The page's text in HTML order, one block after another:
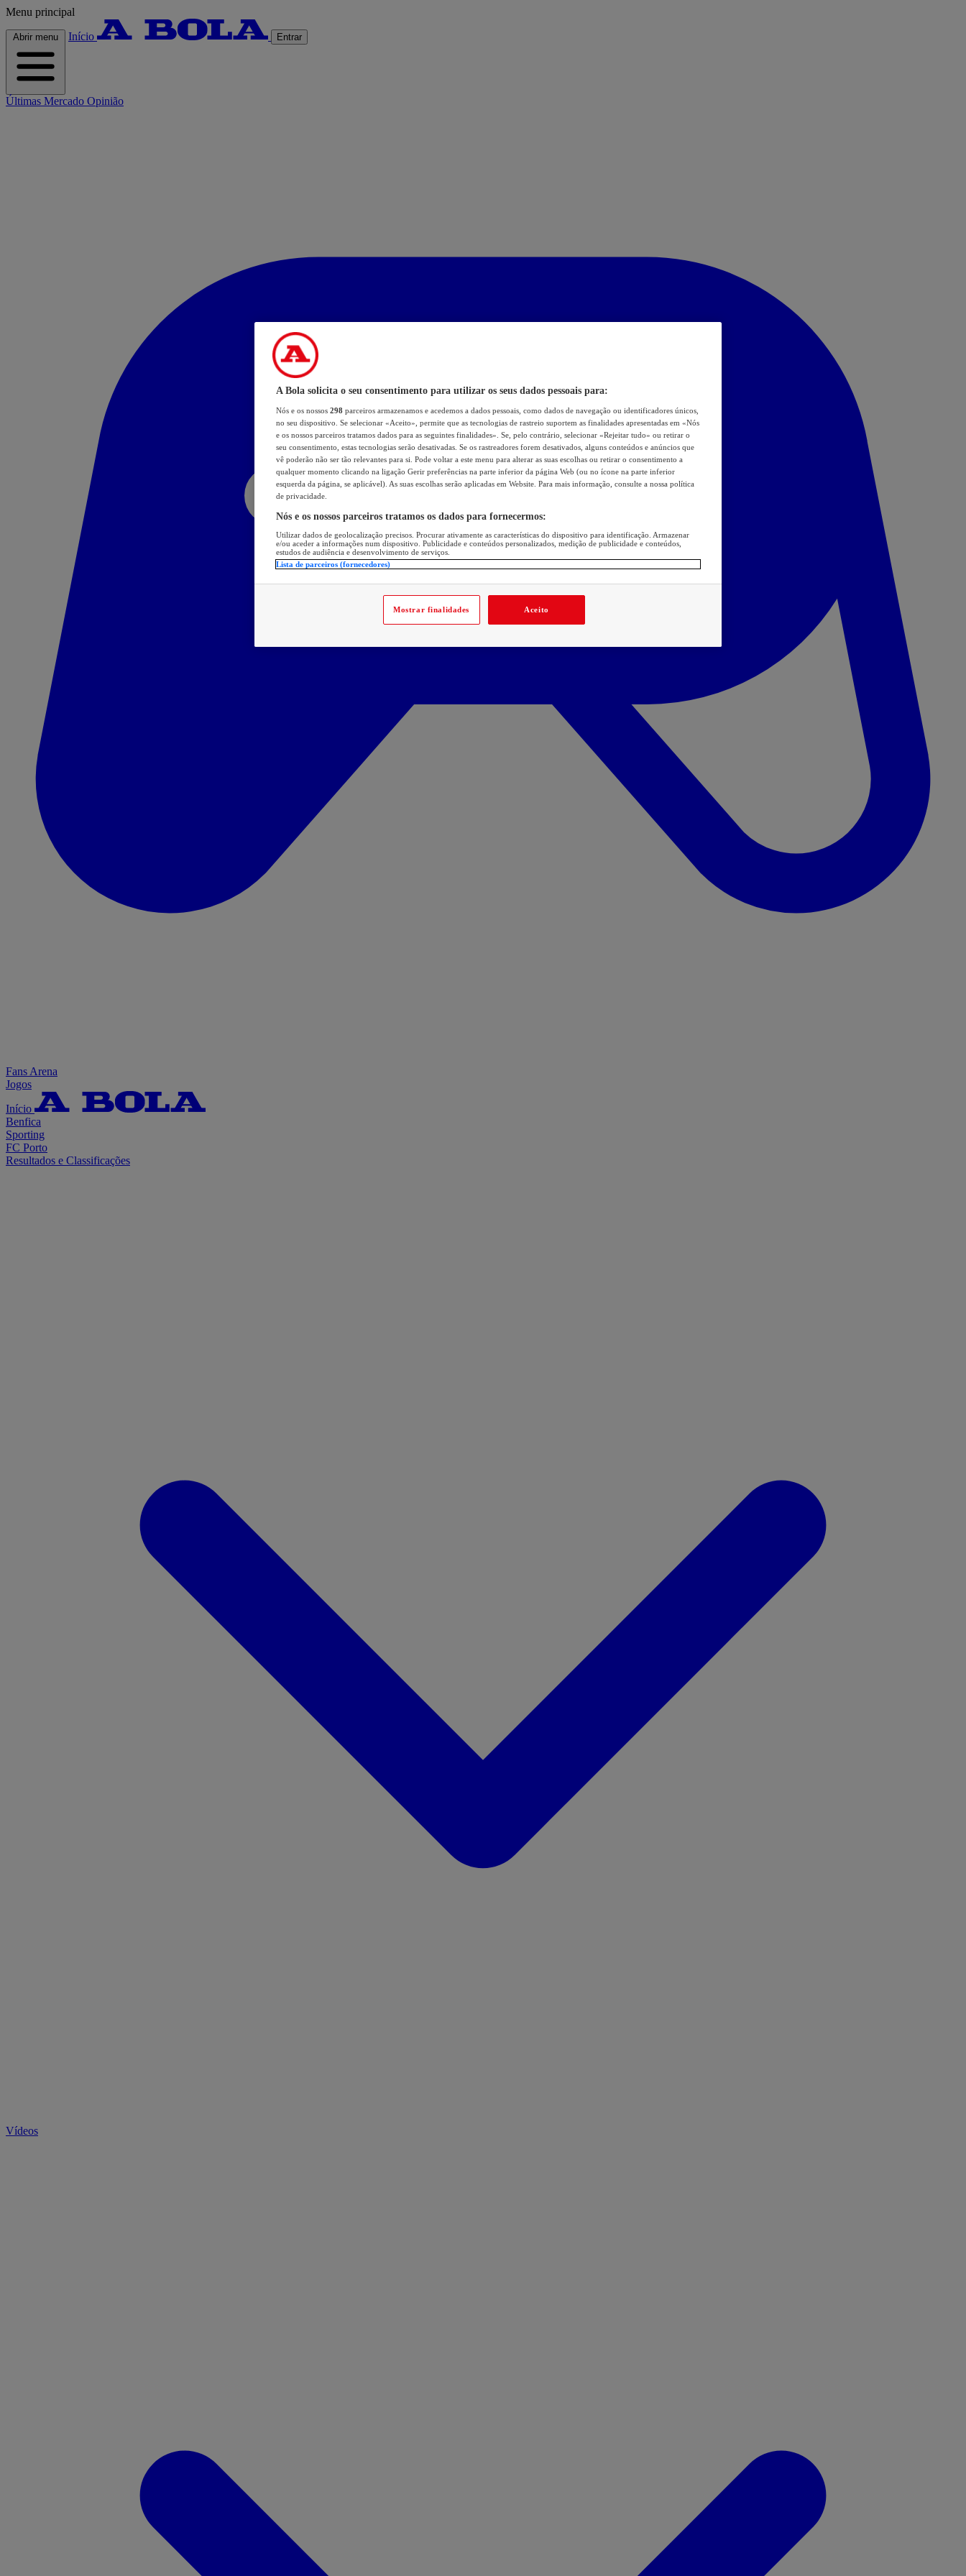
Menu principal
Abrir menu Início Entrar
Últimas Mercado Opinião
Fans Arena
Jogos
Início
Benfica
Sporting
FC Porto
Resultados e Classificações
Vídeos
A Bola solicita o seu consentimento para utilizar os seus dados pessoais para:
Nós e os nossos 298 parceiros armazenamos e acedemos a dados pessoais, como dados de navegação ou identificadores únicos,
no seu dispositivo. Se selecionar «Aceito», permite que as tecnologias de rastreio suportem as finalidades apresentadas em «Nós
e os nossos parceiros tratamos dados para as seguintes finalidades». Se, pelo contrário, selecionar «Rejeitar tudo» ou retirar o
seu consentimento, estas tecnologias serão desativadas. Se os rastreadores forem desativados, alguns conteúdos e anúncios que
vê poderão não ser tão relevantes para si. Pode voltar a este menu para alterar as suas escolhas ou retirar o consentimento a
qualquer momento clicando na ligação Gerir preferências na parte inferior da página Web (ou no ícone na parte inferior
esquerda da página, se aplicável). As suas escolhas serão aplicadas em Website. Para mais informação, consulte a nossa política
de privacidade.
Nós e os nossos parceiros tratamos os dados para fornecermos:
Utilizar dados de geolocalização precisos. Procurar ativamente as características do dispositivo para identificação. Armazenar
e/ou aceder a informações num dispositivo. Publicidade e conteúdos personalizados, medição de publicidade e conteúdos,
estudos de audiência e desenvolvimento de serviços.
Lista de parceiros (fornecedores)
Mostrar finalidades Aceito